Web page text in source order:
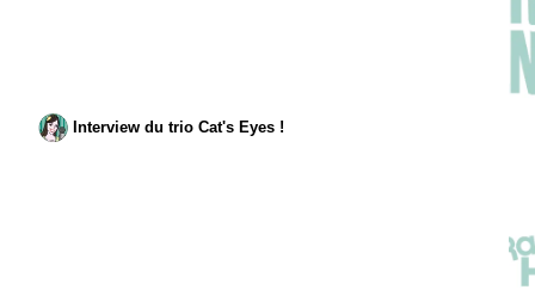
Interview du trio Cat's Eyes !